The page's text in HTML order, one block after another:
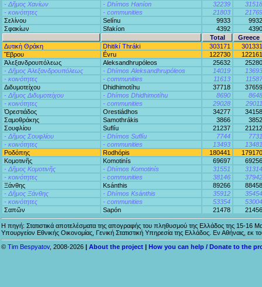
- Δῆμος Χανίων
- Dhímos Haníon 32239
31518
- κοινότητες
- communities 21803
21769
Σελίνου
Selínu 9933
9932
Σφακίων
Sfakíon 4392
4390
Total
Greece
Δυτικὴ Θράκη
Dhitikí Thráki 303171
301331
Ἔβρου
Évru 122730
122161
Ἀλεξανδρουπόλεως
Aleksandhrupóleos 25632
25280
- Δῆμος Ἀλεξανδρουπόλεως
- Dhímos Aleksandhrupóleos 14019
13693
- κοινότητες
- communities 11613
11587
Διδυμοτείχου
Dhidhimotíhu 37718
37659
- Δῆμος Διδυμοτείχου
- Dhímos Dhidhimotíhu 8690
8648
- κοινότητες
- communities 29028
29011
Ὀρεστιάδος
Orestiádhos 34277
34158
Σαμοθράκης
Samothrákis 3866
3852
Σουφλίου
Suflíu 21237
21212
- Δῆμος Σουφλίου
- Dhímos Suflíu 7744
7731
- κοινότητες
- communities 13493
13481
Ροδόπης
Rodhópis 180441
179170
Κομοτινῆς
Komotinís 69697
69256
- Δῆμος Κομοτινῆς
- Dhímos Komotinís 31551
31314
- κοινότητες
- communities 38146
37942
Ξάνθης
Ksánthis 89266
88458
- Δῆμος Ξάνθης
- Dhímos Ksánthis 35912
35454
- κοινότητες
- communities 53354
53004
Σαπῶν
Sapón 21478 21456
Η πηγή: Στατιστικά αποτελέσματα της απογραφής του πληθυσμού της Ελλάδος της 15-
Υπουργείον Εθνικής Οικονομίας, Γενική Στατιστική Υπηρεσία της Ελλάδος. Εν Αθήναις, εκ
© Tim Bespyatov, 2008-2026 About the project How you can help / Donate to the